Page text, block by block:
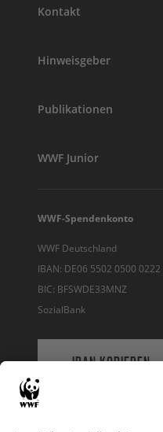
Kontakt
Hinweisgeber
Publikationen
WWF Junior
WWF-Spendenkonto
WWF Deutschland
IBAN: DE06 5502 0500
BIC: BFSWDE33MNZ
SozialBank
IBAN KOPIEREN